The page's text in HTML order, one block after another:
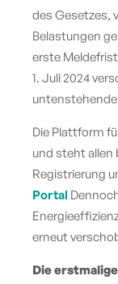
des Gesetzes,
Belastungen
erste
1. Juli 2024
Die Plattform
und steht
Registrierung
Portal
erneut
Die